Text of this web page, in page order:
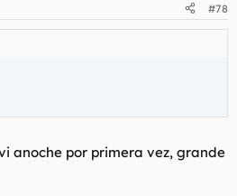
#78
anoche por primera vez, grande